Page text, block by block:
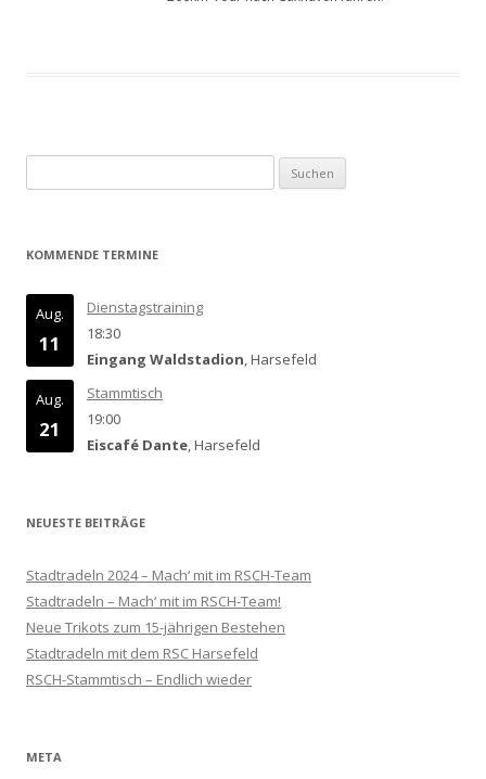
nach:
KOMMENDE TERMINE
Aug.
11
Dienstagstraining
18:30
Eingang Waldstadion, Harsefeld
Aug.
21
Stammtisch
19:00
Eiscafé Dante, Harsefeld
NEUESTE BEITRÄGE
Stadtradeln 2024 – Mach‘ mit im RSCH-Team
Stadtradeln – Mach‘ mit im RSCH-Team!
Neue Trikots zum 15-jährigen Bestehen
Stadtradeln mit dem RSC Harsefeld
RSCH-Stammtisch – Endlich wieder
META